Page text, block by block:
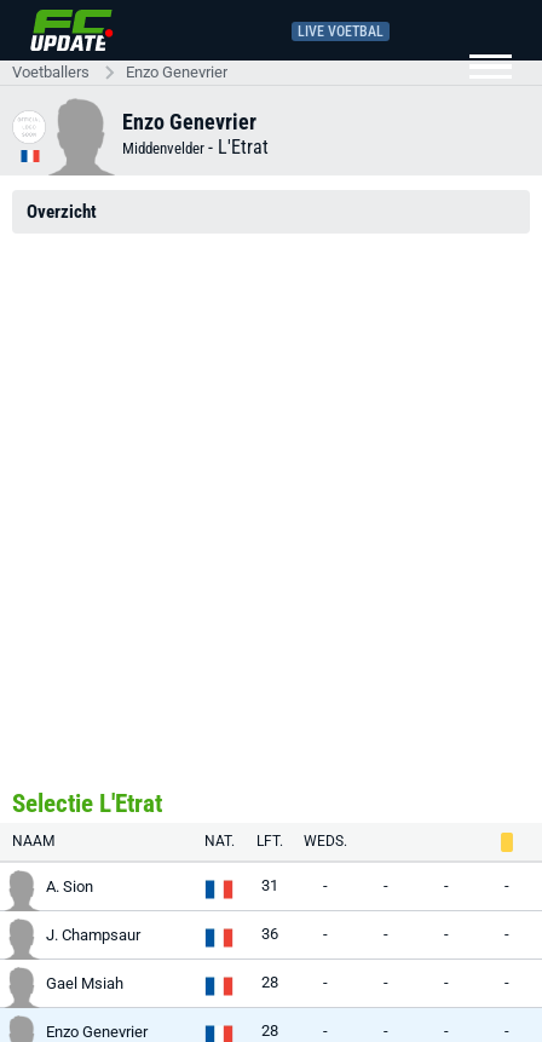
LIVE VOETBAL
Voetballers Enzo Genevrier
Enzo Genevrier
Middenvelder - L'Etrat
Overzicht
Selectie L'Etrat
NAAM NAT. LFT. WEDS.
A. Sion 31 - - - -
J. Champsaur 36 - - - -
Gael Msiah 28 - - - -
Enzo Genevrier 28 - - - -